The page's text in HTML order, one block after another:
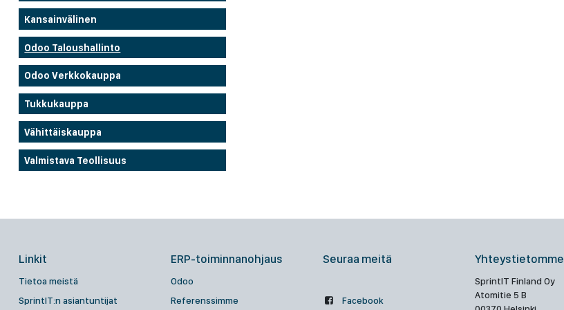
Kansainvälinen
Odoo Taloushallinto
Odoo Verkkokauppa
Tukkukauppa
Vähittäiskauppa
Valmistava Teollisuus
Linkit
Tietoa meistä
SprintIT:n asiantuntijat
ERP-toiminnanohjaus
Odoo
Referenssimme
Seuraa meitä
Facebook
Yhteystietomme
SprintIT Finland Oy
Atomitie 5 B